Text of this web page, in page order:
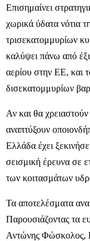
Επισημαίνει
χωρικά ύδατα νότια
τρισεκατομμυρίων
καλύψει πάνω από
αερίου στην ΕΕ, και
δισεκατομμυρίων
Αν και θα
αναπτύξουν
Ελλάδα έχει
σεισμική έρευνα σε
των κοιτασμάτων
Τα αποτελέσματα
Παρουσιάζοντας τα
Αντώνης Φώσκολος,